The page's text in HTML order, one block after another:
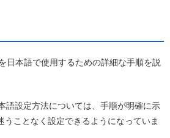
日本語で使用するための詳細な手順を説
語設定方法については、手順が明確に示
うことなく設定できるようになっていま